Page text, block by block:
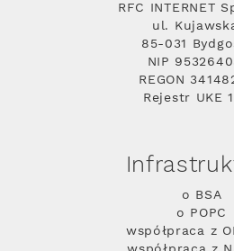
RFC INTERNET
ul.
85-031
NIP
REGON
Rejestr UKE
o BSA
o POPC
współpraca z